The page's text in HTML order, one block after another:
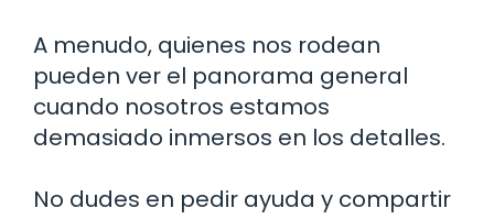
A menudo, quienes nos rodean
pueden ver el panorama general
cuando nosotros estamos
demasiado inmersos en los detalles.
No dudes en pedir ayuda y compartir